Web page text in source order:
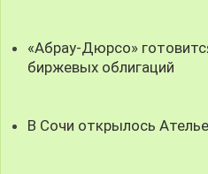
«Абрау-Дюрсо»
биржевых облигаций
В Сочи открылось